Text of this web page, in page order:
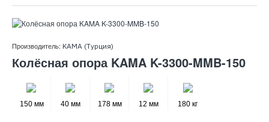
Производитель: KAMA (Турция)
Колёсная опора KAMA K-3300-MMB-150
150 мм 40 мм 178 мм 12 мм 180 кг